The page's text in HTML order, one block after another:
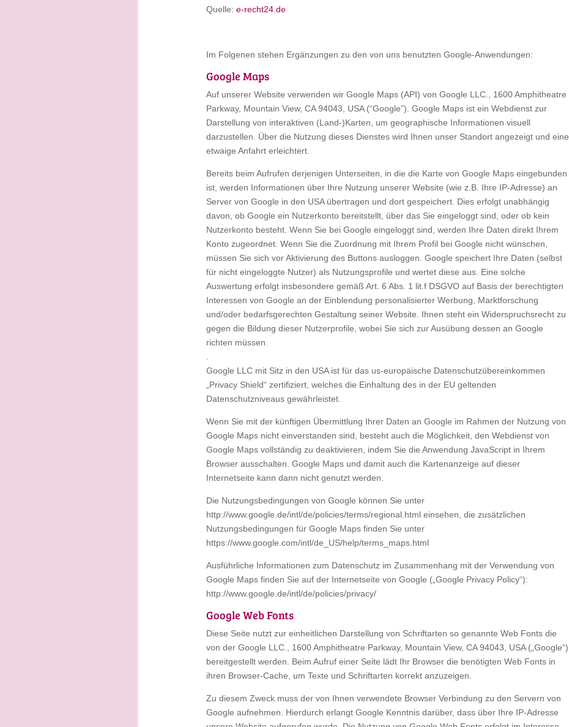
Quelle: e-recht24.de
Im Folgenen stehen Ergänzungen zu den von uns benutzten Google-Anwendungen:
Google Maps
Auf unserer Website verwenden wir Google Maps (API) von Google LLC., 1600 Amphitheatre
Parkway, Mountain View, CA 94043, USA (“Google”). Google Maps ist ein Webdienst zur
Darstellung von interaktiven (Land-)Karten, um geographische Informationen visuell
darzustellen. Über die Nutzung dieses Dienstes wird Ihnen unser Standort angezeigt und eine
etwaige Anfahrt erleichtert.
Bereits beim Aufrufen derjenigen Unterseiten, in die die Karte von Google Maps eingebunden
ist, werden Informationen über Ihre Nutzung unserer Website (wie z.B. Ihre IP-Adresse) an
Server von Google in den USA übertragen und dort gespeichert. Dies erfolgt unabhängig
davon, ob Google ein Nutzerkonto bereitstellt, über das Sie eingeloggt sind, oder ob kein
Nutzerkonto besteht. Wenn Sie bei Google eingeloggt sind, werden Ihre Daten direkt Ihrem
Konto zugeordnet. Wenn Sie die Zuordnung mit Ihrem Profil bei Google nicht wünschen,
müssen Sie sich vor Aktivierung des Buttons ausloggen. Google speichert Ihre Daten (selbst
für nicht eingeloggte Nutzer) als Nutzungsprofile und wertet diese aus. Eine solche
Auswertung erfolgt insbesondere gemäß Art. 6 Abs. 1 lit.f DSGVO auf Basis der berechtigten
Interessen von Google an der Einblendung personalisierter Werbung, Marktforschung
und/oder bedarfsgerechten Gestaltung seiner Website. Ihnen steht ein Widerspruchsrecht zu
gegen die Bildung dieser Nutzerprofile, wobei Sie sich zur Ausübung dessen an Google
richten müssen.
Google LLC mit Sitz in den USA ist für das us-europäische Datenschutzübereinkommen
„Privacy Shield“ zertifiziert, welches die Einhaltung des in der EU geltenden
Datenschutzniveaus gewährleistet.
Wenn Sie mit der künftigen Übermittlung Ihrer Daten an Google im Rahmen der Nutzung von
Google Maps nicht einverstanden sind, besteht auch die Möglichkeit, den Webdienst von
Google Maps vollständig zu deaktivieren, indem Sie die Anwendung JavaScript in Ihrem
Browser ausschalten. Google Maps und damit auch die Kartenanzeige auf dieser
Internetseite kann dann nicht genutzt werden.
Die Nutzungsbedingungen von Google können Sie unter
http://www.google.de/intl/de/policies/terms/regional.html einsehen, die zusätzlichen
Nutzungsbedingungen für Google Maps finden Sie unter
https://www.google.com/intl/de_US/help/terms_maps.html
Ausführliche Informationen zum Datenschutz im Zusammenhang mit der Verwendung von
Google Maps finden Sie auf der Internetseite von Google („Google Privacy Policy“):
http://www.google.de/intl/de/policies/privacy/
Google Web Fonts
Diese Seite nutzt zur einheitlichen Darstellung von Schriftarten so genannte Web Fonts die
von der Google LLC., 1600 Amphitheatre Parkway, Mountain View, CA 94043, USA („Google“)
bereitgestellt werden. Beim Aufruf einer Seite lädt Ihr Browser die benötigten Web Fonts in
ihren Browser-Cache, um Texte und Schriftarten korrekt anzuzeigen.
Zu diesem Zweck muss der von Ihnen verwendete Browser Verbindung zu den Servern von
Google aufnehmen. Hierdurch erlangt Google Kenntnis darüber, dass über Ihre IP-Adresse